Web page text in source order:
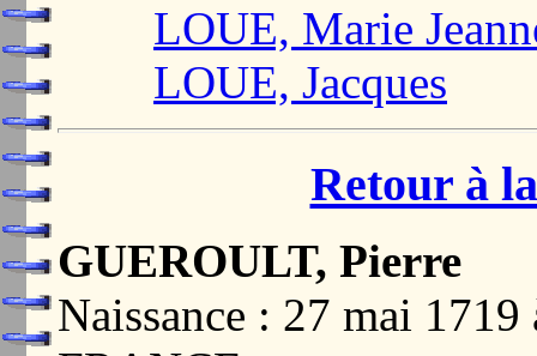
LOUE, Marie
LOUE, Jacques
Retour à
GUEROULT, Pierre
Naissance : 27 mai